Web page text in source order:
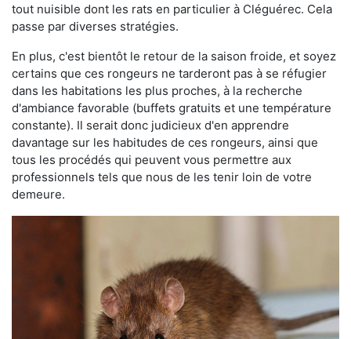
tout nuisible dont les rats en particulier à Cléguérec. Cela
passe par diverses stratégies.
En plus, c'est bientôt le retour de la saison froide, et soyez
certains que ces rongeurs ne tarderont pas à se réfugier
dans les habitations les plus proches, à la recherche
d'ambiance favorable (buffets gratuits et une température
constante). Il serait donc judicieux d'en apprendre
davantage sur les habitudes de ces rongeurs, ainsi que
tous les procédés qui peuvent vous permettre aux
professionnels tels que nous de les tenir loin de votre
demeure.